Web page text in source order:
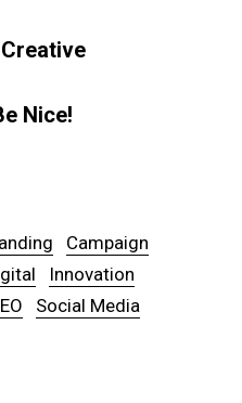
Nice!
Campaign
Innovation
Social Media